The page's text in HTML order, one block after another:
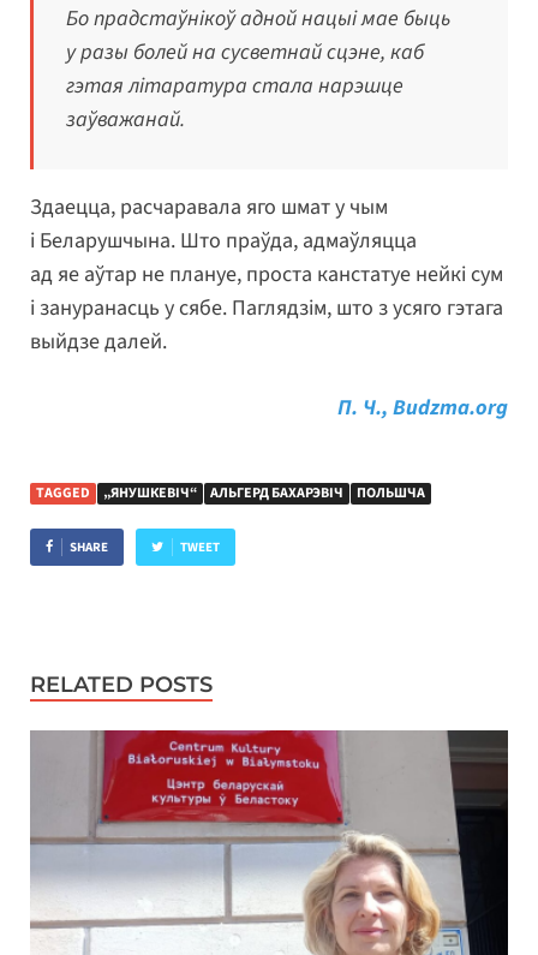
Бо прадстаўнікоў адной нацыі мае быць
у разы болей на сусветнай сцэне, каб
гэтая літаратура стала нарэшце
заўважанай.
Здаецца, расчаравала яго шмат у чым
і Беларушчына. Што праўда, адмаўляцца
ад яе аўтар не плануе, проста канстатуе нейкі сум
і зануранасць у сябе. Паглядзім, што з усяго гэтага
выйдзе далей.
П. Ч., Budzma.org
TAGGED „ЯНУШКЕВІЧ“ АЛЬГЕРД БАХАРЭВІЧ ПОЛЬШЧА
SHARE TWEET
RELATED POSTS